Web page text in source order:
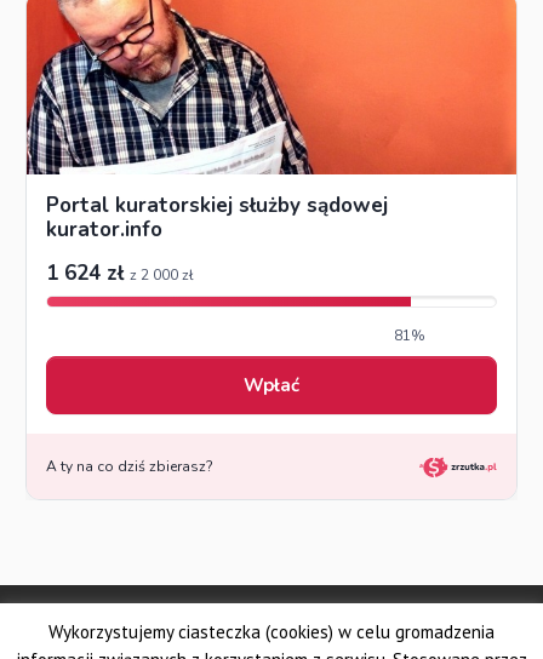
© Made by DSKS Frontis
Dolnośląskie Stowarzyszenie Kuratorów Sądowych FRONTIS
Wykorzystujemy ciasteczka (cookies) w celu gromadzenia